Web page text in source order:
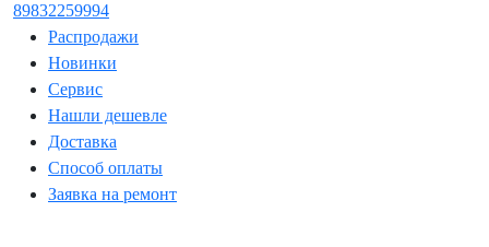
89832259994
Распродажи
Новинки
Сервис
Нашли дешевле
Доставка
Способ оплаты
Заявка на ремонт